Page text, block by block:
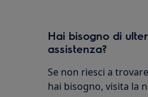
Hai bisogno di
assistenza?
Se non riesci a
hai bisogno, visita la